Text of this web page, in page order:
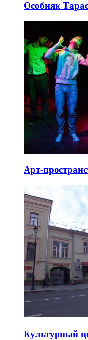
Особняк
Арт-
Культурный